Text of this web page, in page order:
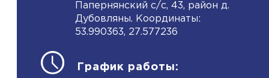
Папернянский с/с, 43, район д.
Дубовляны. Координаты:
53.990363, 27.577236
График работы: